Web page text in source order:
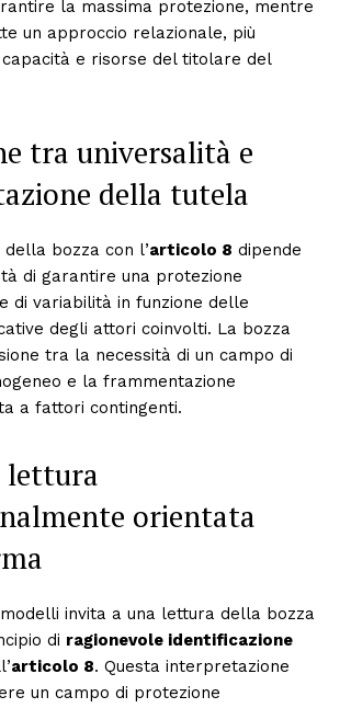
la massima protezione, mentre
un approccio relazionale, più
e risorse del titolare del
tra universalità e
della tutela
bozza con l’articolo 8 dipende
di garantire una protezione
di variabilità in funzione delle
degli attori coinvolti. La bozza
tra la necessità di un campo di
e la frammentazione
a fattori contingenti.
lettura
orientata
invita a una lettura della bozza
di ragionevole identificazione
articolo 8. Questa interpretazione
un campo di protezione